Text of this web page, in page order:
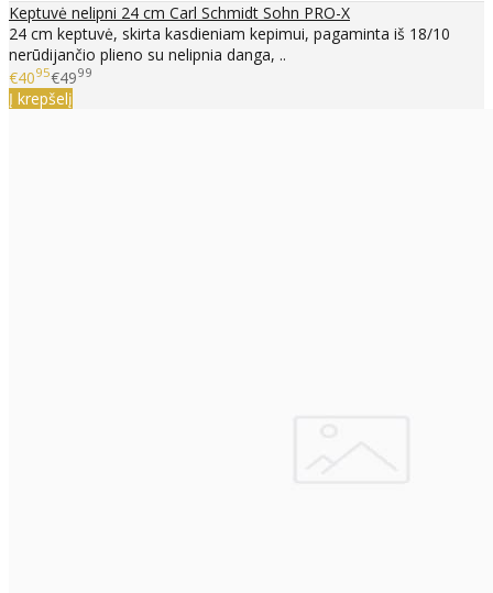
Keptuvė nelipni 24 cm Carl Schmidt Sohn PRO-X
24 cm keptuvė, skirta kasdieniam kepimui, pagaminta iš 18/10
nerūdijančio plieno su nelipnia danga, ..
€4095€4999
Į krepšelį